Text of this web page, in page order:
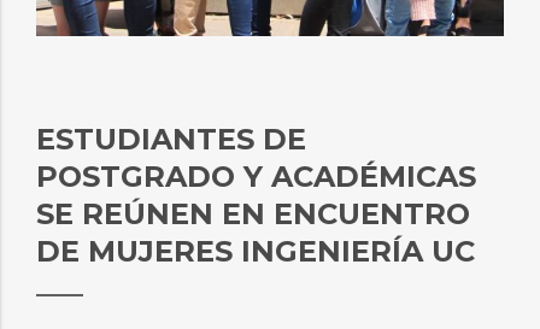
ESTUDIANTES DE
POSTGRADO Y ACADÉMICAS
SE REÚNEN EN ENCUENTRO
DE MUJERES INGENIERÍA UC